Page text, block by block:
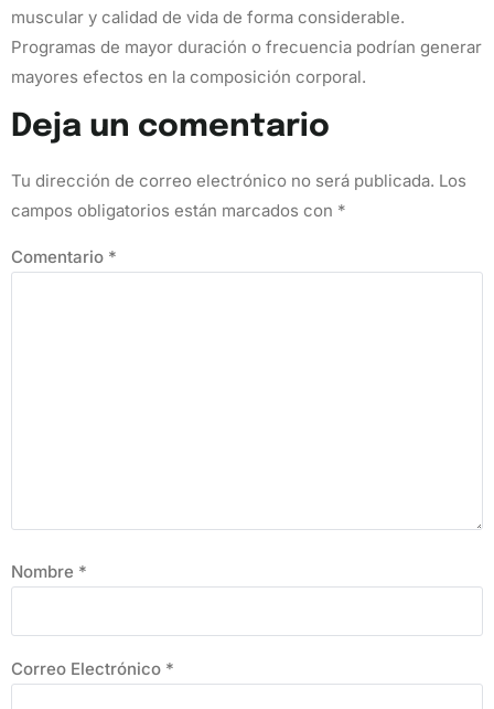
muscular y calidad de vida de forma considerable.
Programas de mayor duración o frecuencia podrían generar
mayores efectos en la composición corporal.
Deja un comentario
Tu dirección de correo electrónico no será publicada. Los
campos obligatorios están marcados con *
Comentario *
Nombre *
Correo Electrónico *